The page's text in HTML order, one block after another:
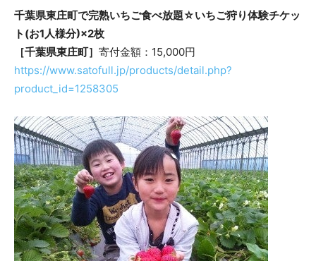
千葉県東庄町で完熟いちご食べ放題☆いちご狩り体験チケッ
ト(お1人様分)×2枚
［千葉県東庄町］ 寄付金額：15,000円
https://www.satofull.jp/products/detail.php?
product_id=1258305